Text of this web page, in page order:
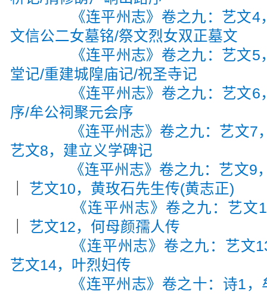
《连平州志》卷之九：艺文
文信公二女墓铭/祭文烈女双正墓文
《连平州志》卷之九：艺文
堂记/重建城隍庙记/祝圣寺记
《连平州志》卷之九：艺文
序/牟公祠聚元会序
《连平州志》卷之九：艺文
艺文8，建立义学碑记
《连平州志》卷之九：艺文
艺文10，黄玫石先生传(黄志正)
《连平州志》卷之九：艺
艺文12，何母颜孺人传
《连平州志》卷之九：艺文
艺文14，叶烈妇传
《连平州志》卷之十：诗1